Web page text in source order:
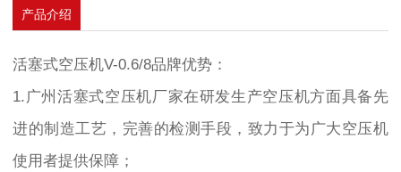
产品介绍
活塞式空压机V-0.6/8品牌优势：
1.广州活塞式空压机厂家在研发生产空压机方面具备先
进的制造工艺，完善的检测手段，致力于为广大空压机
使用者提供保障；